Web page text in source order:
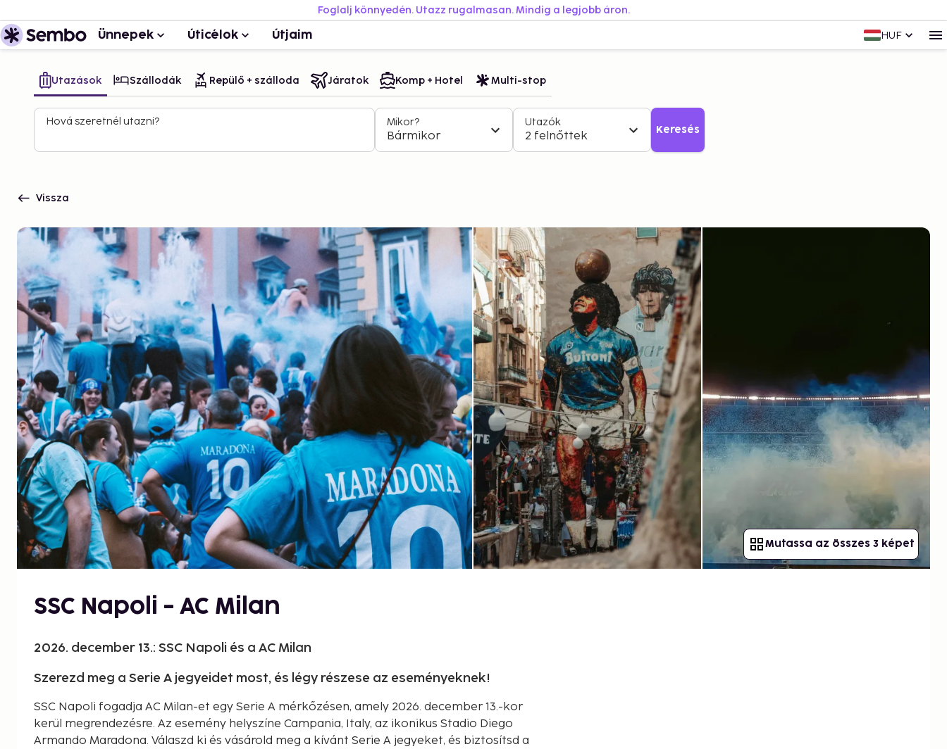
Foglalj könnyedén. Utazz rugalmasan. Mindig a legjobb áron.
Ünnepek Úticélok Útjaim HUF
Utazások Szállodák Repülő + szálloda Járatok Komp + Hotel Multi-stop
Hová szeretnél utazni? Mikor?
Bármikor
Utazók
2 felnőttek Keresés
Vissza
Mutassa az összes 3 képet
SSC Napoli - AC Milan
2026. december 13.: SSC Napoli és a AC Milan
Szerezd meg a Serie A jegyeidet most, és légy részese az eseményeknek!
SSC Napoli fogadja AC Milan-et egy Serie A mérkőzésen, amely 2026. december 13.-kor
kerül megrendezésre. Az esemény helyszíne Campania, Italy, az ikonikus Stadio Diego
Armando Maradona. Válaszd ki és vásárold meg a kívánt Serie A jegyeket, és biztosítsd a